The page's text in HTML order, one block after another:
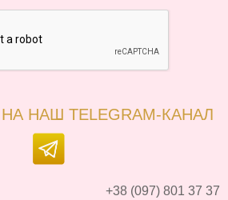
НАШ TELEGRAM-КАНАЛ
+38 (097) 801 37 37